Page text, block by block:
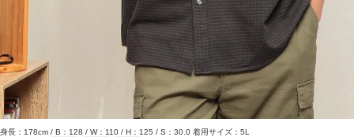
身長：178cm / B：128 / W：110 / H：125 / S：30.0 着用サイズ：5L